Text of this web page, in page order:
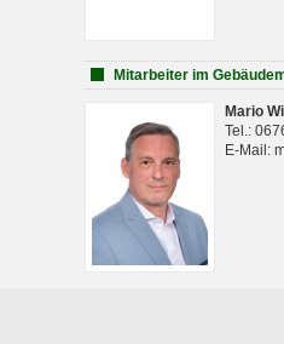
Mitarbeiter im
Mario
Tel.:
E-Mail: